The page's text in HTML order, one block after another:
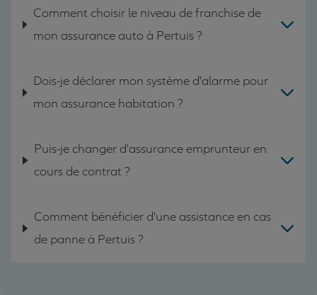
Comment choisir le niveau de franchise de
mon assurance auto à Pertuis ?
Dois-je déclarer mon système d'alarme pour
mon assurance habitation ?
Puis-je changer d'assurance emprunteur en
cours de contrat ?
Comment bénéficier d'une assistance en cas
de panne à Pertuis ?